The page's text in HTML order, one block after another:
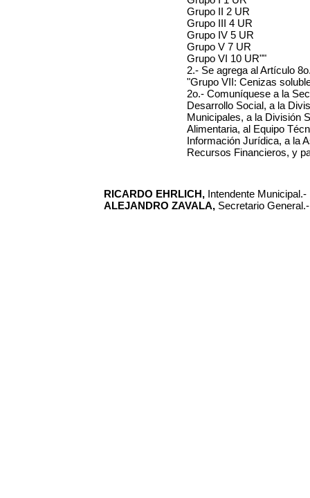
Grupo II 2 UR
Grupo III 4 UR
Grupo IV 5 UR
Grupo V 7 UR
Grupo VI 10 UR""
2.- Se agrega al Artículo
"Grupo VII: Cenizas
2o.- Comuníquese a la
Desarrollo Social, a la
Municipales, a la División
Alimentaria, al Equipo
Información Jurídica, a la
Recursos Financieros, y
RICARDO EHRLICH, Intendente Municipal.-
ALEJANDRO ZAVALA, Secretario General.-